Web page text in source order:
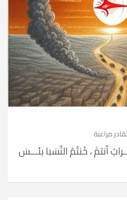
مراعبة
أنتمْ ، خُنتُمُ النَّسَبا بئـــسَ